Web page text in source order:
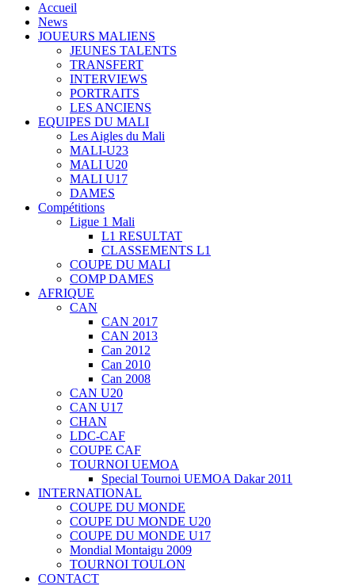
Accueil
News
JOUEURS MALIENS
JEUNES TALENTS
TRANSFERT
INTERVIEWS
PORTRAITS
LES ANCIENS
EQUIPES DU MALI
Les Aigles du Mali
MALI-U23
MALI U20
MALI U17
DAMES
Compétitions
Ligue 1 Mali
L1 RESULTAT
CLASSEMENTS L1
COUPE DU MALI
COMP DAMES
AFRIQUE
CAN
CAN 2017
CAN 2013
Can 2012
Can 2010
Can 2008
CAN U20
CAN U17
CHAN
LDC-CAF
COUPE CAF
TOURNOI UEMOA
Special Tournoi UEMOA Dakar 2011
INTERNATIONAL
COUPE DU MONDE
COUPE DU MONDE U20
COUPE DU MONDE U17
Mondial Montaigu 2009
TOURNOI TOULON
CONTACT